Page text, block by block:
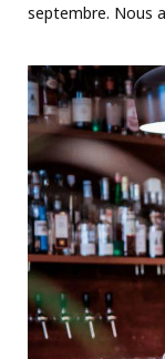
septembre. Nous